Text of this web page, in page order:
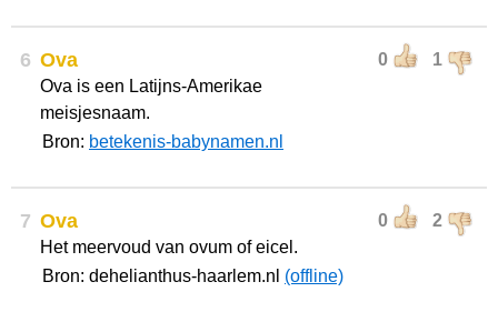
6 0 1
Ova
Ova is een Latijns-Amerikae
meisjesnaam.
Bron: betekenis-babynamen.nl
7 0 2
Ova
Het meervoud van ovum of eicel.
Bron: dehelianthus-haarlem.nl (offline)